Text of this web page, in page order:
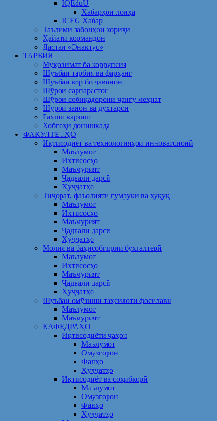
IQEduU
Хабарҳои лоиҳа
ICEG Хабар
Таълими забонҳои хориҷӣ
Ҳайати кормандон
Дастаи «Энактус»
ТАРБИЯ
Муқовимат ба коррупсия
Шуъбаи тарбия ва фарҳанг
Шӯъбаи кор бо ҷавонон
Шўрои сарпарастон
Шўрои собиқадорони ҷангу меҳнат
Шӯрои занон ва духтарон
Бахши варзиш
Хобгоҳи донишкада
ФАКУЛТЕТҲО
Иқтисодиёт ва технологияҳои инноватсионӣ
Маълумот
Ихтисосҳо
Маъмурият
Ҷадвали дарсӣ
Ҳуҷҷатҳо
Тиҷорат, фаъолияти гумрукӣ ва ҳуқуқ
Маълумот
Ихтисосҳо
Маъмурият
Ҷадвали дарсӣ
Ҳуҷҷатҳо
Молия ва баҳисобгирии бухгалтерӣ
Маълумот
Ихтисосҳо
Маъмурият
Ҷадвали дарсӣ
Ҳуҷҷатҳо
Шуъбаи омӯзиши таҳсилоти фосилавӣ
Маълумот
Маъмурият
КАФЕДРАҲО
Иқтисодиёти ҷаҳон
Маълумот
Омузгорон
Фанҳо
Ҳуҷҷатҳо
Иқтисодиёт ва соҳибкорӣ
Маълумот
Омузгорон
Фанҳо
Ҳуҷҷатҳо